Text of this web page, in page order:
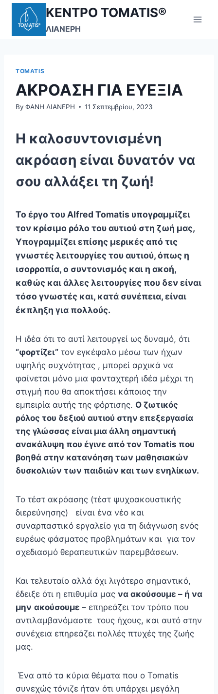
Skip
content
ΚΕΝΤΡΟ TOMATIS®
ΛΙΑΝΕΡΗ
TOMATIS
ΑΚΡΟΑΣΗ ΓΙΑ ΕΥΕΞΙΑ
By ΦΑΝΗ ΛΙΑΝΕΡΗ 11 Σεπτεμβρίου, 2023
Η καλοσυντονισμένη
ακρόαση είναι δυνατόν να
σου αλλάξει τη ζωή!
Το έργο του Alfred Tomatis υπογραμμίζει
τον κρίσιμο ρόλο του αυτιού στη ζωή μας,
Yπογραμμίζει επίσης μερικές από τις
γνωστές λειτουργίες του αυτιού, όπως η
ισορροπία, ο συντονισμός και η ακοή,
καθώς και άλλες λειτουργίες που δεν είναι
τόσο γνωστές και, κατά συνέπεια, είναι
έκπληξη για πολλούς.
Η ιδέα ότι το αυτί λειτουργεί ως δυναμό, ότι
“φορτίζει” τον εγκέφαλο μέσω των ήχων
υψηλής συχνότητας , μπορεί αρχικά να
φαίνεται μόνο μια φανταχτερή ιδέα μέχρι τη
στιγμή που θα αποκτήσει κάποιος την
εμπειρία αυτής της φόρτισης. Ο ζωτικός
ρόλος του δεξιού αυτιού στην επεξεργασία
της γλώσσας είναι μια άλλη σημαντική
ανακάλυψη που έγινε από τον Tomatis που
βοηθά στην κατανόηση των μαθησιακών
δυσκολιών των παιδιών και των ενηλίκων.
Το τέστ ακρόασης (τέστ ψυχοακουστικής
διερεύνησης) είναι ένα νέο και
συναρπαστικό εργαλείο για τη διάγνωση ενός
ευρέως φάσματος προβλημάτων και για τον
σχεδιασμό θεραπευτικών παρεμβάσεων.
Και τελευταίο αλλά όχι λιγότερο σημαντικό,
έδειξε ότι η επιθυμία μας να ακούσουμε – ή να
μην ακούσουμε – επηρεάζει τον τρόπο που
αντιλαμβανόμαστε τους ήχους, και αυτό στην
συνέχεια επηρεάζει πολλές πτυχές της ζωής
μας.
Ένα από τα κύρια θέματα που ο Tomatis
συνεχώς τόνιζε ήταν ότι υπάρχει μεγάλη